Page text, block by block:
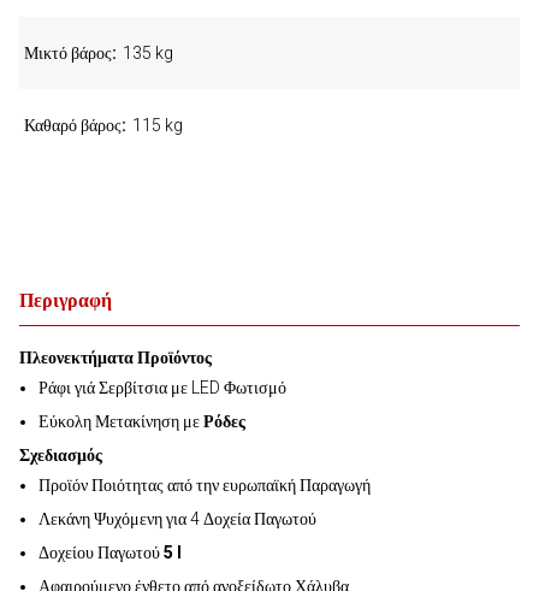
Περιγραφή
Πλεονεκτήματα Προϊόντος
Ράφι γιά Σερβίτσια με LED Φωτισμό
Εύκολη Μετακίνηση μεΡόδες
Σχεδιασμός
Προϊόν Ποιότητας από την ευρωπαϊκή Παραγωγή
Λεκάνη Ψυχόμενη για 4 Δοχεία Παγωτού
Δοχείου Παγωτού5 l
Αφαιρούμενο ένθετο από ανοξείδωτο Χάλυβα
Μικτό βάρος 135 kg
Καθαρό βάρος 115 kg